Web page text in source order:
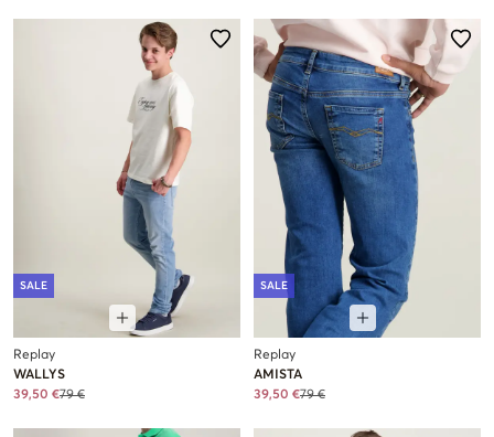
SALE
Replay
WALLYS
39,50 €79 €
SALE
Replay
AMISTA
39,50 €79 €